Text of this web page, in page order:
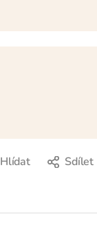
Hlídat Sdílet